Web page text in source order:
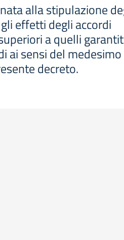
alla stipulazione
effetti degli accordi
a quelli
ai sensi del
decreto.